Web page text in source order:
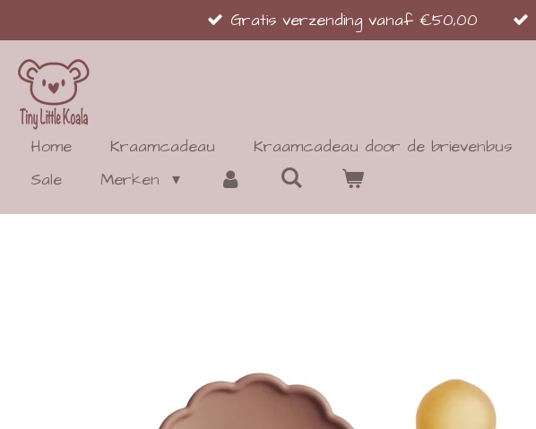
direct
naar
hoofdinhoud
Gratis verzending vanaf €50,00
Home Kraamcadeau Kraamcadeau door de brievenbus
Sale
Merken